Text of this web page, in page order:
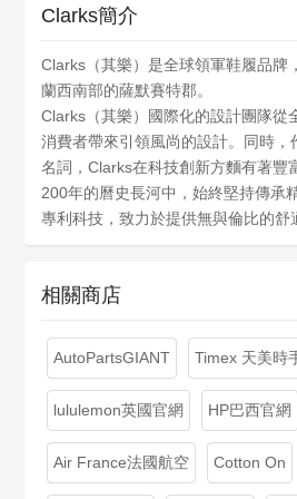
Clarks簡介
Clarks（其樂）是全球領軍鞋履品牌
蘭西南部的薩默賽特郡。
Clarks（其樂）國際化的設計團隊從
消費者帶來引領風尚的設計。同時，
名詞，Clarks在科技創新方麵有著豐
200年的曆史長河中，始終堅持傳承
專利科技，致力於提供無與倫比的舒
相關商店
AutoPartsGIANT Timex 天美時
lululemon英國官網 HP巴西官網
Air France法國航空 Cotton On